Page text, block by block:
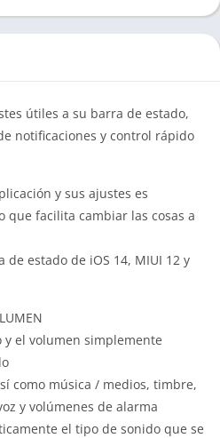
útiles a su barra de estado,
notificaciones y control rápido
y sus ajustes es
que facilita cambiar las cosas a
estado de iOS 14, MIUI 12 y
el volumen simplemente
como música / medios, timbre,
y volúmenes de alarma
el tipo de sonido que se